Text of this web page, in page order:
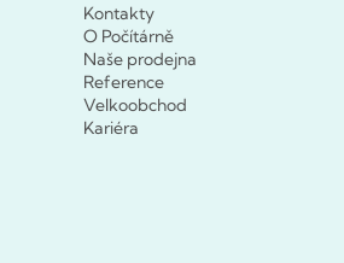
Kontakty
O Počítárně
Naše prodejna
Reference
Velkoobchod
Kariéra